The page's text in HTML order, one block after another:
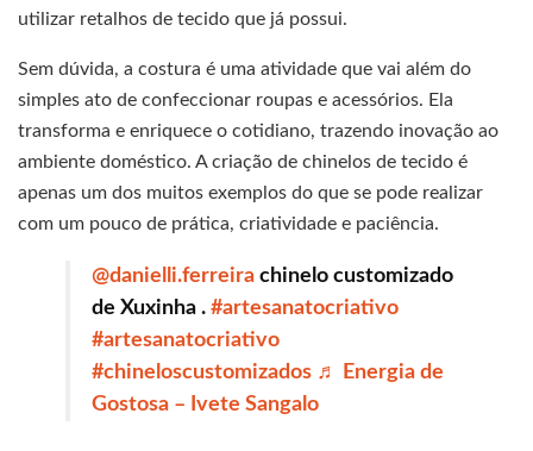
utilizar retalhos de tecido que já possui.
Sem dúvida, a costura é uma atividade que vai além do
simples ato de confeccionar roupas e acessórios. Ela
transforma e enriquece o cotidiano, trazendo inovação ao
ambiente doméstico. A criação de chinelos de tecido é
apenas um dos muitos exemplos do que se pode realizar
com um pouco de prática, criatividade e paciência.
@danielli.ferreira chinelo customizado
de Xuxinha . #artesanatocriativo
#artesanatocriativo
#chineloscustomizados ♬ Energia de
Gostosa – Ivete Sangalo